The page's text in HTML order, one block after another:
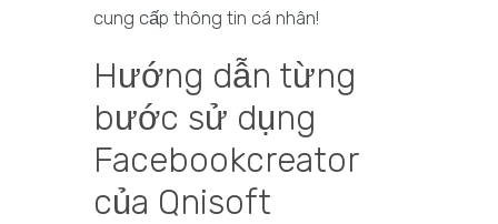
cung cấp thông tin cá nhân!
Hướng dẫn từng
bước sử dụng
Facebookcreator
của Qnisoft